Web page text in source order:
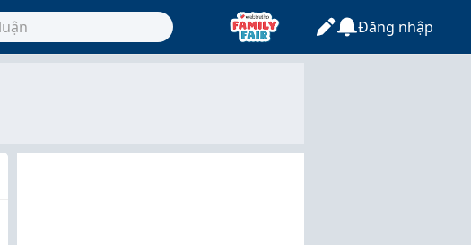
Đăng nhập